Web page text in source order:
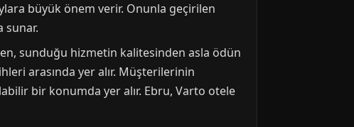
büyük önem verir. Onunla geçirilen
sunar.
sunduğu hizmetin kalitesinden asla ödün
arasında yer alır. Müşterilerinin
bir konumda yer alır. Ebru, Varto otele